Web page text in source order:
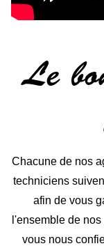
Le
Chacune de nos
techniciens
afin de vous
l'ensemble de
vous nous